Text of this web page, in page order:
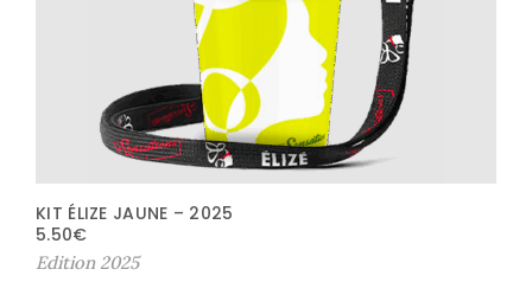
KIT ÉLIZE JAUNE – 2025
5.50€
Edition 2025